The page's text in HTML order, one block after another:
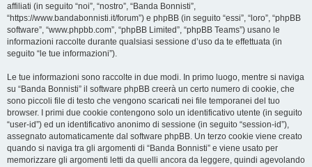
affiliati (in seguito “noi”, “nostro”, “Banda Bonnisti”,
“https://www.bandabonnisti.it/forum”) e phpBB (in seguito “essi”, “loro”, “phpBB
software”, “www.phpbb.com”, “phpBB Limited”, “phpBB Teams”) usano le
informazioni raccolte durante qualsiasi sessione d’uso da te effettuata (in
seguito “le tue informazioni”).
Le tue informazioni sono raccolte in due modi. In primo luogo, mentre si naviga
su “Banda Bonnisti” il software phpBB creerà un certo numero di cookie, che
sono piccoli file di testo che vengono scaricati nei file temporanei del tuo
browser. I primi due cookie contengono solo un identificativo utente (in seguito
“user-id”) ed un identificativo anonimo di sessione (in seguito “session-id”),
assegnato automaticamente dal software phpBB. Un terzo cookie viene creato
quando si naviga tra gli argomenti di “Banda Bonnisti” e viene usato per
memorizzare gli argomenti letti da quelli ancora da leggere, quindi agevolando